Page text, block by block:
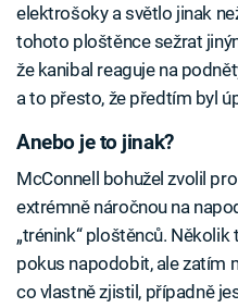
elektrošoky a světlo jinak
tohoto ploštěnce sežrat
že kanibal reaguje na
a to přesto, že předtím byl
Anebo je to jinak?
McConnell bohužel zvolil
extrémně náročnou na
„trénink“ ploštěnců.
pokus napodobit, ale zatím
co vlastně zjistil, případně